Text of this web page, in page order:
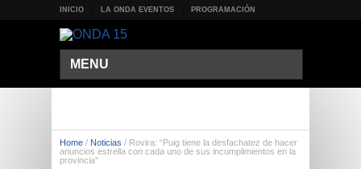
INICIO LA ONDA EVENTOS PROGRAMACIÓN
MENU
Home / Noticias / Rovira: “Puig tiene la desfachatez de hacer
anuncios estrella con cada uno de sus incumplimientos en la
provincia”